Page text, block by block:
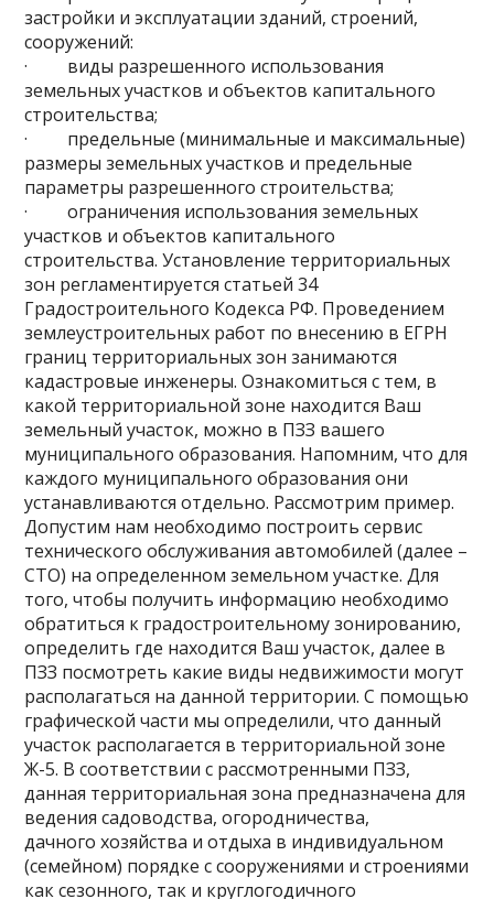
застройки и эксплуатации зданий, строений,
сооружений:
· виды разрешенного использования
земельных участков и объектов капитального
строительства;
· предельные (минимальные и максимальные)
размеры земельных участков и предельные
параметры разрешенного строительства;
· ограничения использования земельных
участков и объектов капитального
строительства. Установление территориальных
зон регламентируется статьей 34
Градостроительного Кодекса РФ. Проведением
землеустроительных работ по внесению в ЕГРН
границ территориальных зон занимаются
кадастровые инженеры. Ознакомиться с тем, в
какой территориальной зоне находится Ваш
земельный участок, можно в ПЗЗ вашего
муниципального образования. Напомним, что для
каждого муниципального образования они
устанавливаются отдельно. Рассмотрим пример.
Допустим нам необходимо построить сервис
технического обслуживания автомобилей (далее –
СТО) на определенном земельном участке. Для
того, чтобы получить информацию необходимо
обратиться к градостроительному зонированию,
определить где находится Ваш участок, далее в
ПЗЗ посмотреть какие виды недвижимости могут
располагаться на данной территории. С помощью
графической части мы определили, что данный
участок располагается в территориальной зоне
Ж-5. В соответствии с рассмотренными ПЗЗ,
данная территориальная зона предназначена для
ведения садоводства, огородничества,
дачного хозяйства и отдыха в индивидуальном
(семейном) порядке с сооружениями и строениями
как сезонного, так и круглогодичного